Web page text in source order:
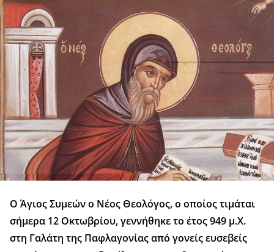
Ο Άγιος Συμεών ο Νέος Θεολόγος, ο οποίος τιμάται
σήμερα 12 Οκτωβρίου, γεννήθηκε το έτος 949 μ.Χ.
στη Γαλάτη της Παφλαγονίας από γονείς ευσεβείς